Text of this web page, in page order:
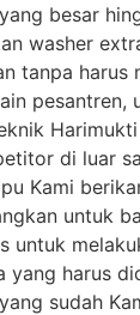
besar
washer
tanpa
pesantren,
di luar
Kami
untuk
untuk
yang harus
sudah